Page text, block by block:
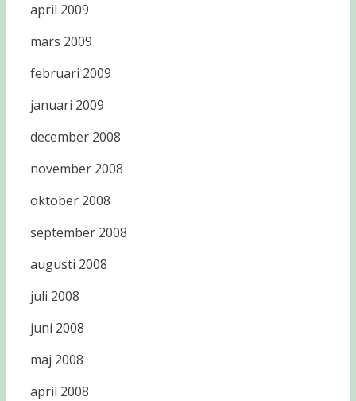
april 2009
mars 2009
februari 2009
januari 2009
december 2008
november 2008
oktober 2008
september 2008
augusti 2008
juli 2008
juni 2008
maj 2008
april 2008